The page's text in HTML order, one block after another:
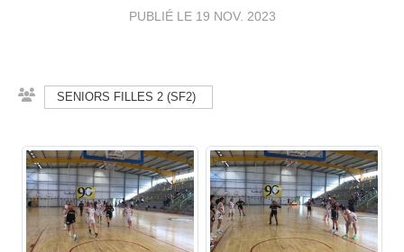
PUBLIÉ LE 19 NOV. 2023
SENIORS FILLES 2 (SF2)